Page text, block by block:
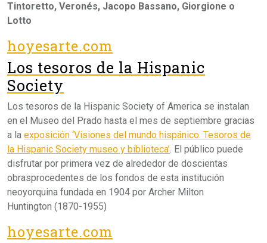
Tintoretto, Veronés, Jacopo Bassano, Giorgione o
Lotto
hoyesarte.com
Los tesoros de la Hispanic
Society
Los tesoros de la Hispanic Society of America se instalan
en el Museo del Prado hasta el mes de septiembre gracias
a la exposición ‘Visiones del mundo hispánico. Tesoros de
la Hispanic Society museo y biblioteca’. El público puede
disfrutar por primera vez de alrededor de doscientas
obrasprocedentes de los fondos de esta institución
neoyorquina fundada en 1904 por Archer Milton
Huntington (1870-1955)
hoyesarte.com